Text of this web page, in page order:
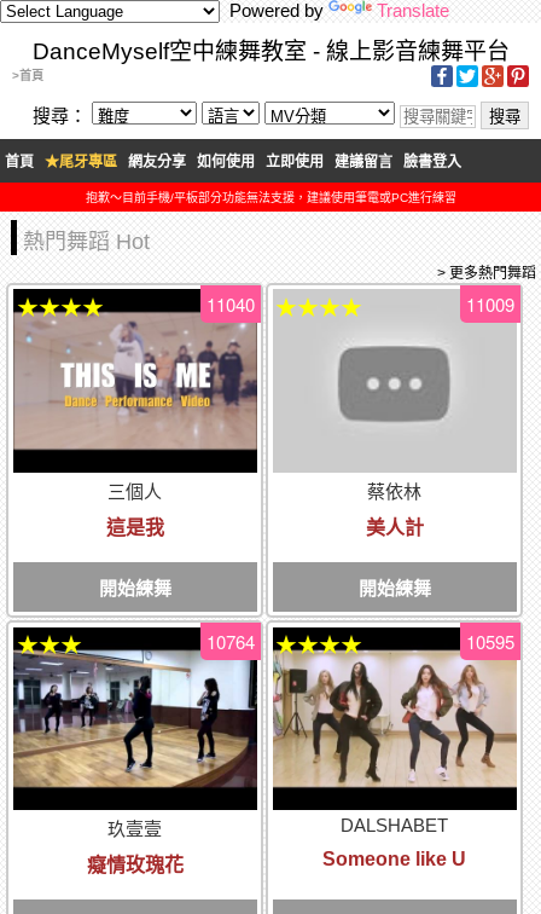
Powered by Translate
DanceMyself空中練舞教室 - 線上影音練舞平台
>首頁
搜尋：
首頁 ★尾牙專區 網友分享 如何使用 立即使用 建議留言 臉書登入
抱歉～目前手機/平板部分功能無法支援，建議使用筆電或PC進行練習
熱門舞蹈 Hot
> 更多熱門舞蹈
三個人
這是我
開始練舞
11040
★★★★
蔡依林
美人計
開始練舞
11009
★★★★
玖壹壹
癡情玫瑰花
10764
★★★
DALSHABET
Someone like U
10595
★★★★